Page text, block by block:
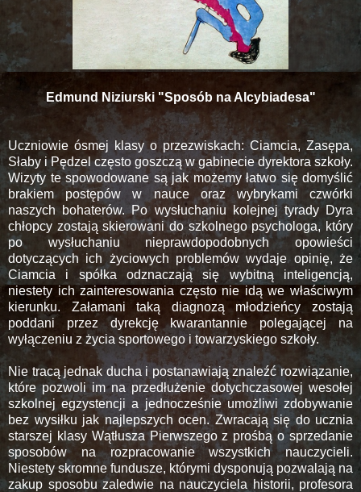
Edmund Niziurski "Sposób na Alcybiadesa"
Uczniowie ósmej klasy o przezwiskach: Ciamcia, Zasępa,
Słaby i Pędzel często goszczą w gabinecie dyrektora szkoły.
Wizyty te spowodowane są jak możemy łatwo się domyślić
brakiem postępów w nauce oraz wybrykami czwórki
naszych bohaterów. Po wysłuchaniu kolejnej tyrady Dyra
chłopcy zostają skierowani do szkolnego psychologa, który
po wysłuchaniu nieprawdopodobnych opowieści
dotyczących ich życiowych problemów wydaje opinię, że
Ciamcia i spółka odznaczają się wybitną inteligencją,
niestety ich zainteresowania często nie idą we właściwym
kierunku. Załamani taką diagnozą młodzieńcy zostają
poddani przez dyrekcję kwarantannie polegającej na
wyłączeniu z życia sportowego i towarzyskiego szkoły.
Nie tracą jednak ducha i postanawiają znaleźć rozwiązanie,
które pozwoli im na przedłużenie dotychczasowej wesołej
szkolnej egzystencji a jednocześnie umożliwi zdobywanie
bez wysiłku jak najlepszych ocen. Zwracają się do ucznia
starszej klasy Wątłusza Pierwszego z prośbą o sprzedanie
sposobów na rozpracowanie wszystkich nauczycieli.
Niestety skromne fundusze, którymi dysponują pozwalają na
zakup sposobu zaledwie na nauczyciela historii, profesora